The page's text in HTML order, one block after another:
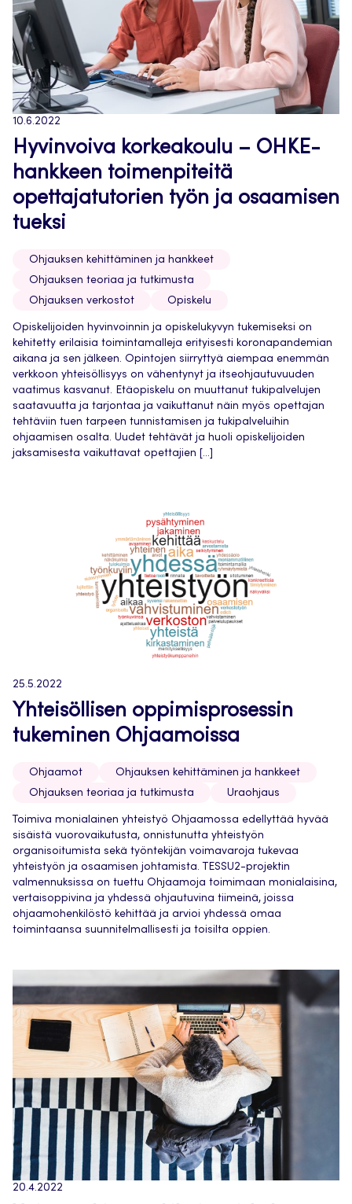
10.6.2022
Hyvinvoiva korkeakoulu – OHKE-
hankkeen toimenpiteitä
opettajatutorien työn ja osaamisen
tueksi
Ohjauksen kehittäminen ja hankkeet
Ohjauksen teoriaa ja tutkimusta
Ohjauksen verkostot
Opiskelu
Opiskelijoiden hyvinvoinnin ja opiskelukyvyn tukemiseksi on
kehitetty erilaisia toimintamalleja erityisesti koronapandemian
aikana ja sen jälkeen. Opintojen siirryttyä aiempaa enemmän
verkkoon yhteisöllisyys on vähentynyt ja itseohjautuvuuden
vaatimus kasvanut. Etäopiskelu on muuttanut tukipalvelujen
saatavuutta ja tarjontaa ja vaikuttanut näin myös opettajan
tehtäviin tuen tarpeen tunnistamisen ja tukipalveluihin
ohjaamisen osalta. Uudet tehtävät ja huoli opiskelijoiden
jaksamisesta vaikuttavat opettajien […]
25.5.2022
Yhteisöllisen oppimisprosessin
tukeminen Ohjaamoissa
Ohjaamot
Ohjauksen kehittäminen ja hankkeet
Ohjauksen teoriaa ja tutkimusta
Uraohjaus
Toimiva monialainen yhteistyö Ohjaamossa edellyttää hyvää
sisäistä vuorovaikutusta, onnistunutta yhteistyön
organisoitumista sekä työntekijän voimavaroja tukevaa
yhteistyön ja osaamisen johtamista. TESSU2-projektin
valmennuksissa on tuettu Ohjaamoja toimimaan monialaisina,
vertaisoppivina ja yhdessä ohjautuvina tiimeinä, joissa
ohjaamohenkilöstö kehittää ja arvioi yhdessä omaa
toimintaansa suunnitelmallisesti ja toisilta oppien.
20.4.2022